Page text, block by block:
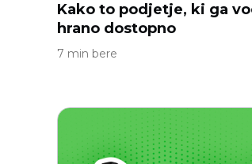
Kako to podjetje, ki ga
hrano dostopno
7 min bere